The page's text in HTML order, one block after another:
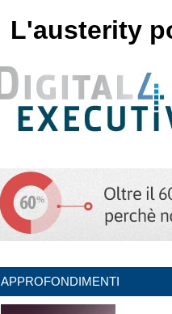
L'austerity
APPROFONDIMENTI